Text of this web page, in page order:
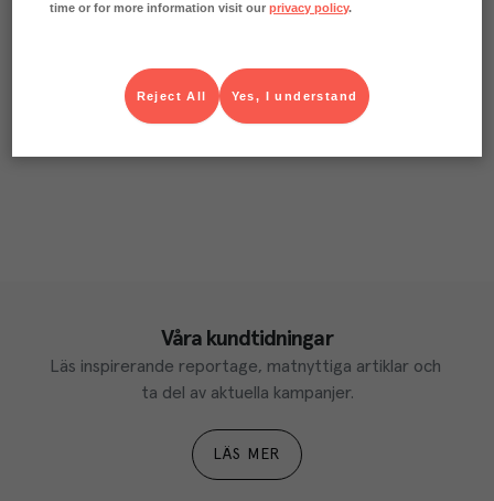
Våra kundtidningar
Läs inspirerande reportage, matnyttiga artiklar och
ta del av aktuella kampanjer.
LÄS MER
time or for more information visit ourprivacy policy.
Yes, I understand
Reject All